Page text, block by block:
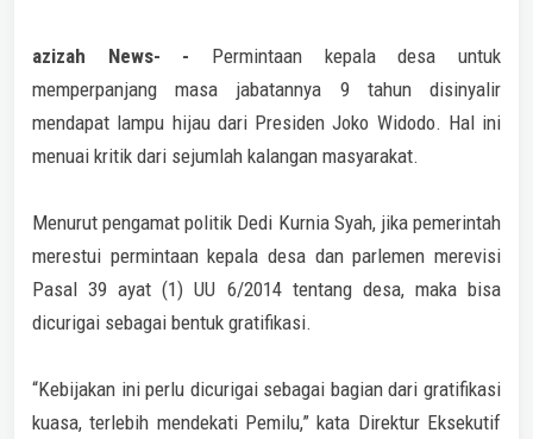
azizah News- - Permintaan kepala desa untuk
memperpanjang masa jabatannya 9 tahun disinyalir
mendapat lampu hijau dari Presiden Joko Widodo. Hal ini
menuai kritik dari sejumlah kalangan masyarakat.
Menurut pengamat politik Dedi Kurnia Syah, jika pemerintah
merestui permintaan kepala desa dan parlemen merevisi
Pasal 39 ayat (1) UU 6/2014 tentang desa, maka bisa
dicurigai sebagai bentuk gratifikasi.
“Kebijakan ini perlu dicurigai sebagai bagian dari gratifikasi
kuasa, terlebih mendekati Pemilu,” kata Direktur Eksekutif